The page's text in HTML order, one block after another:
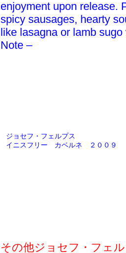
enjoyment upon release.
spicy sausages, hearty
like lasagna or lamb
Note –
ジョセフ・フェルプス
イニスフリー カベルネ ２００９
その他ジョセフ・フェ